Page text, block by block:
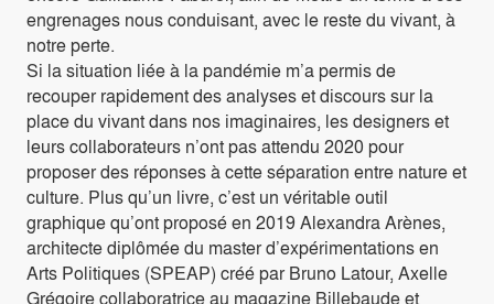
engrenages nous conduisant, avec le reste du vivant, à
notre perte.
Si la situation liée à la pandémie m’a permis de
recouper rapidement des analyses et discours sur la
place du vivant dans nos imaginaires, les designers et
leurs collaborateurs n’ont pas attendu 2020 pour
proposer des réponses à cette séparation entre nature et
culture. Plus qu’un livre, c’est un véritable outil
graphique qu’ont proposé en 2019 Alexandra Arènes,
architecte diplômée du master d’expérimentations en
Arts Politiques (SPEAP) créé par Bruno Latour, Axelle
Grégoire collaboratrice au magazine Billebaude et